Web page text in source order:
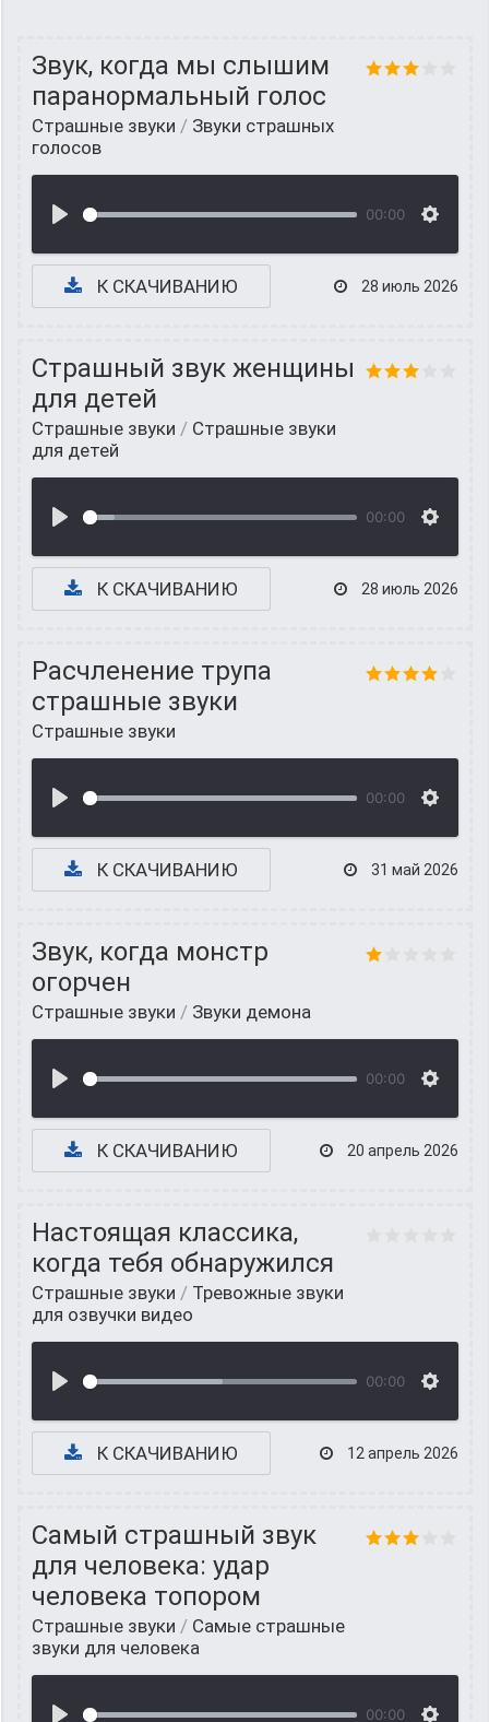
Звук, когда мы слышим
паранормальный голос
Страшные звуки / Звуки страшных
голосов
00:00
К СКАЧИВАНИЮ 28 июль 2026
Страшный звук женщины
для детей
Страшные звуки / Страшные звуки
для детей
00:00
К СКАЧИВАНИЮ 28 июль 2026
Расчленение трупа
страшные звуки
Страшные звуки
00:00
К СКАЧИВАНИЮ 31 май 2026
Звук, когда монстр
огорчен
Страшные звуки / Звуки демона
00:00
К СКАЧИВАНИЮ 20 апрель 2026
Настоящая классика,
когда тебя обнаружился
Страшные звуки / Тревожные звуки
для озвучки видео
00:00
К СКАЧИВАНИЮ 12 апрель 2026
Самый страшный звук
для человека: удар
человека топором
Страшные звуки / Самые страшные
звуки для человека
00:00